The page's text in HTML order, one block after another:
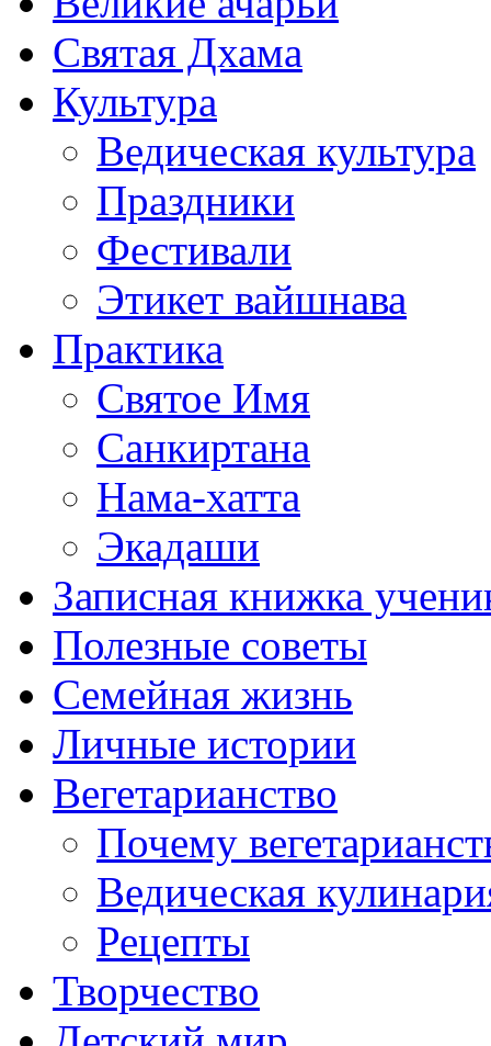
Святая Дхама
Культура
Ведическая культура
Праздники
Фестивали
Этикет вайшнава
Практика
Святое Имя
Санкиртана
Нама-хатта
Экадаши
Записная книжка
Полезные советы
Семейная жизнь
Личные истории
Вегетарианство
Почему
Ведическая
Рецепты
Творчество